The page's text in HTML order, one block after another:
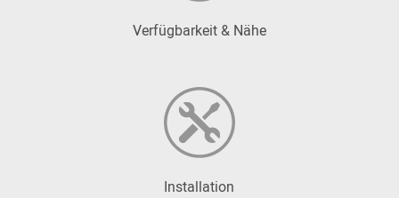
Verfügbarkeit & Nähe
Installation